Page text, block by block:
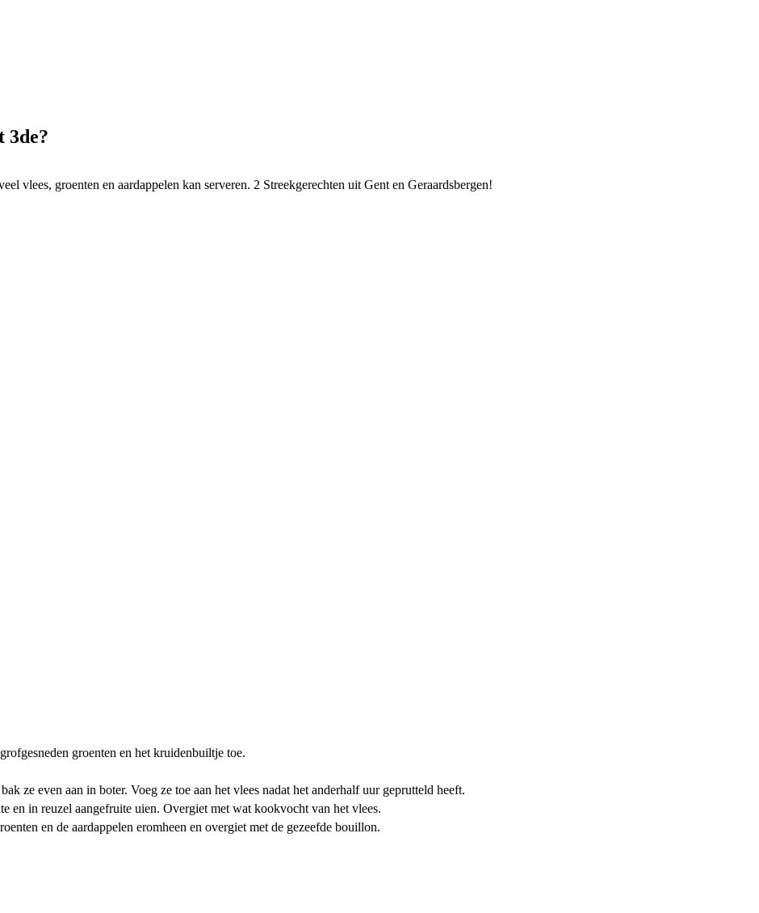
3de?
vlees, groenten en aardappelen kan serveren. 2 Streekgerechten uit Gent en Geraardsbergen!
groenten en het kruidenbuiltje toe.
ze even aan in boter. Voeg ze toe aan het vlees nadat het anderhalf uur geprutteld heeft.
en in reuzel aangefruite uien. Overgiet met wat kookvocht van het vlees.
en de aardappelen eromheen en overgiet met de gezeefde bouillon.